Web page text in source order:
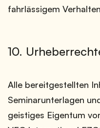
fahrlässigem
10.
Alle bereitgestellten
Seminarunterlagen
geistiges Eigentum